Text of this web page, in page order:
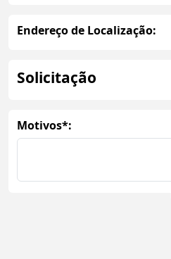
Endereço de Localização:
Solicitação
Motivos*: